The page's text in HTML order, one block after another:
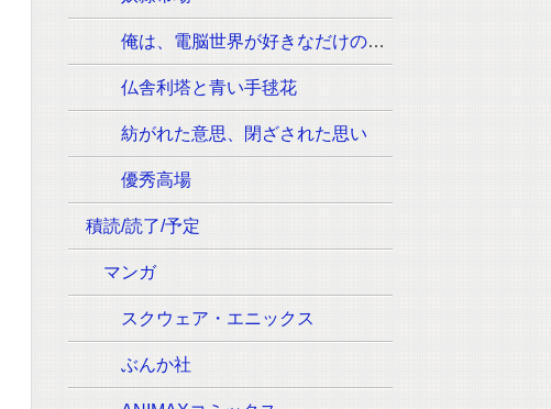
俺は、電脳世界が好きなだけの一般人です
仏舎利塔と青い手毬花
紡がれた意思、閉ざされた思い
優秀高場
積読/読了/予定
マンガ
スクウェア・エニックス
ぶんか社